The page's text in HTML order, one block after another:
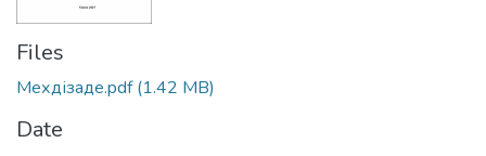
Files
Мехдізаде.pdf(1.42 MB)
Date